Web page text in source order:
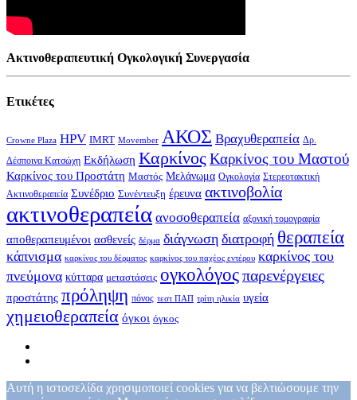
Ακτινοθεραπευτική Ογκολογική Συνεργασία
Ετικέτες
Crowne Plaza HPV IMRT Movember ΑΚΟΣ Βραχυθεραπεία Δρ.
Δέσποινα Κατσώχη Εκδήλωση Καρκίνος Καρκίνος του Μαστού
Καρκίνος του Προστάτη Μαστός Μελάνωμα Ογκολογία Στερεοτακτική
Ακτινοθεραπεία Συνέδριο Συνέντευξη έρευνα ακτινοβολία
ακτινοθεραπεία ανοσοθεραπεία αξονική τομογραφία
αποθεραπευμένοι ασθενείς δέρμα διάγνωση διατροφή θεραπεία
κάπνισμα καρκίνος του δέρματος καρκίνος του παχέος εντέρου καρκίνος του
πνεύμονα κύτταρα μεταστάσεις ογκολόγοςπαρενέργειες
προστάτης πρόληψη πόνος τεστ ΠΑΠ τρίτη ηλικία υγεία
χημειοθεραπεία όγκοι όγκος
Αυτή η ιστοσελίδα χρησιμοποιεί cookies για να βελτιώσουμε την